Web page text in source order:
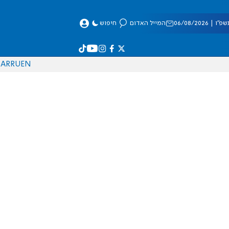
08/2026 המייל האדום חיפוש
EN
RU
AR